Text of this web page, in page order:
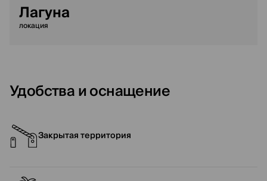
Лагуна
локация
Удобства и оснащение
Закрытая территория